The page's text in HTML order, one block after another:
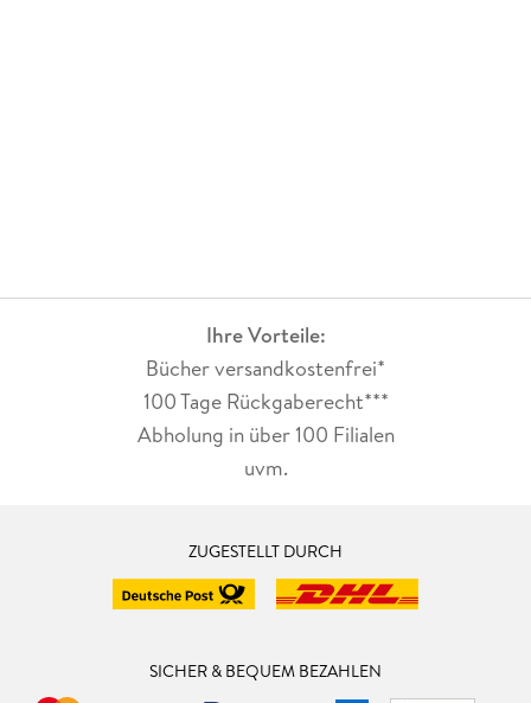
Ihre Vorteile:
Bücher versandkostenfrei*
100 Tage Rückgaberecht***
Abholung in über 100 Filialen
uvm.
ZUGESTELLT DURCH
SICHER & BEQUEM BEZAHLEN